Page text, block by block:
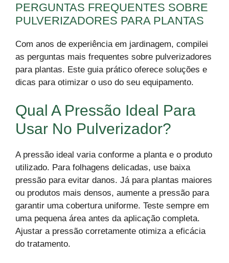
PERGUNTAS FREQUENTES SOBRE
PULVERIZADORES PARA PLANTAS
Com anos de experiência em jardinagem, compilei
as perguntas mais frequentes sobre pulverizadores
para plantas. Este guia prático oferece soluções e
dicas para otimizar o uso do seu equipamento.
Qual A Pressão Ideal Para
Usar No Pulverizador?
A pressão ideal varia conforme a planta e o produto
utilizado. Para folhagens delicadas, use baixa
pressão para evitar danos. Já para plantas maiores
ou produtos mais densos, aumente a pressão para
garantir uma cobertura uniforme. Teste sempre em
uma pequena área antes da aplicação completa.
Ajustar a pressão corretamente otimiza a eficácia
do tratamento.